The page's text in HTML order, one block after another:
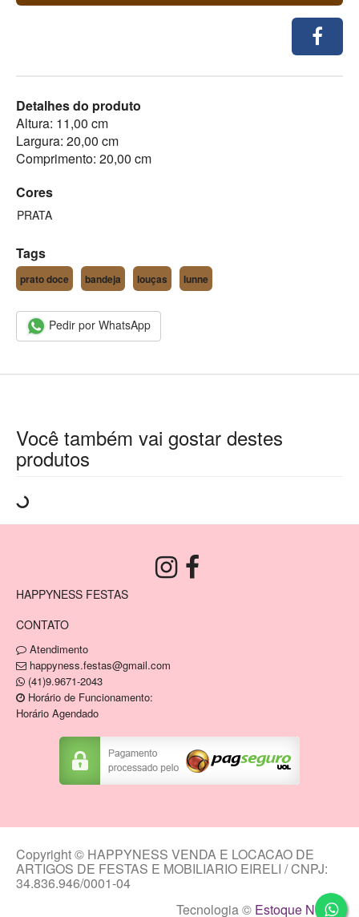
Detalhes do produto
Altura: 11,00 cm
Largura: 20,00 cm
Comprimento: 20,00 cm
Cores
PRATA
Tags
prato doce bandeja louças lunne
Pedir por WhatsApp
Você também vai gostar destes
produtos
HAPPYNESS FESTAS
CONTATO
Atendimento
happyness.festas@gmail.com
(41)9.9671-2043
Horário de Funcionamento:
Horário Agendado
Copyright © HAPPYNESS VENDA E LOCACAO DE
ARTIGOS DE FESTAS E MOBILIARIO EIRELI / CNPJ:
34.836.946/0001-04
Tecnologia © Estoque NOW.